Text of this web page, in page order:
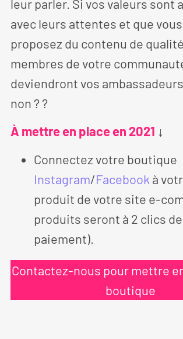
leur parler. Si vos valeurs sont
avec leurs attentes et que
proposez du contenu de
membres de votre
deviendront vos
non ? ?
À mettre en place en 2021 ↓
Connectez votre boutique
Instagram/Facebook à
produit de votre site e-
produits seront à 2 clics
paiement).
Contactez-nous pour mettre
boutique